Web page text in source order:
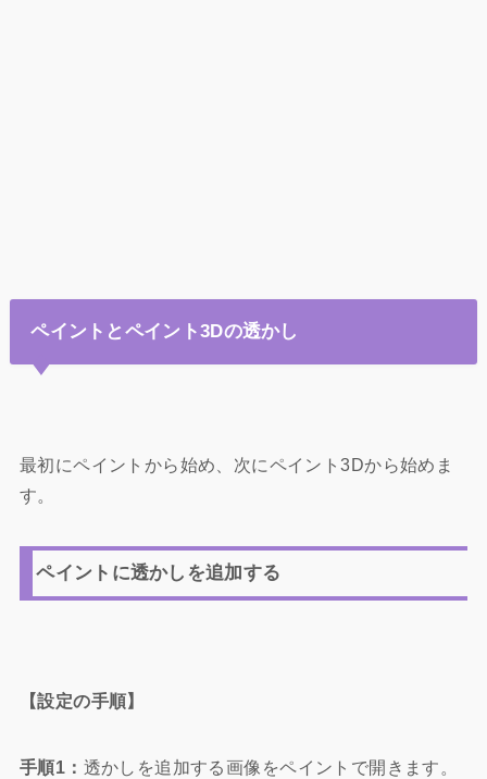
ペイントとペイント3Dの透かし
最初にペイントから始め、次にペイント3Dから始めま
す。
ペイントに透かしを追加する
【設定の手順】
手順1： 透かしを追加する画像をペイントで開きます。